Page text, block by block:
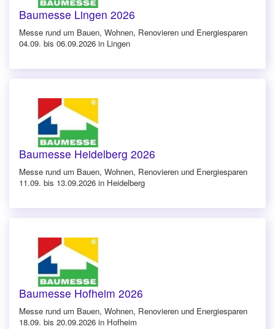
Baumesse Lingen 2026
Messe rund um Bauen, Wohnen, Renovieren und Energiesparen
04.09. bis 06.09.2026 in Lingen
Baumesse Heidelberg 2026
Messe rund um Bauen, Wohnen, Renovieren und Energiesparen
11.09. bis 13.09.2026 in Heidelberg
Baumesse Hofheim 2026
Messe rund um Bauen, Wohnen, Renovieren und Energiesparen
18.09. bis 20.09.2026 in Hofheim